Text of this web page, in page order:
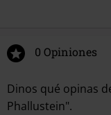
0 Opiniones
Dinos qué opinas
Phallustein".